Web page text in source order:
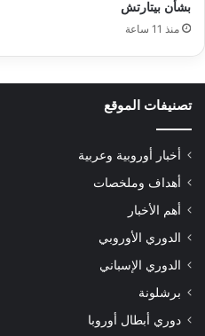
بشأن بيتارتش
منذ 11 ساعة
تصنيفات الموقع
أخبار أوروبية وعربية
أهداف وملخصات
أهم الأخبار
الدوري الأوروبي
الدوري الإسباني
برشلونة
دوري أبطال أوروبا